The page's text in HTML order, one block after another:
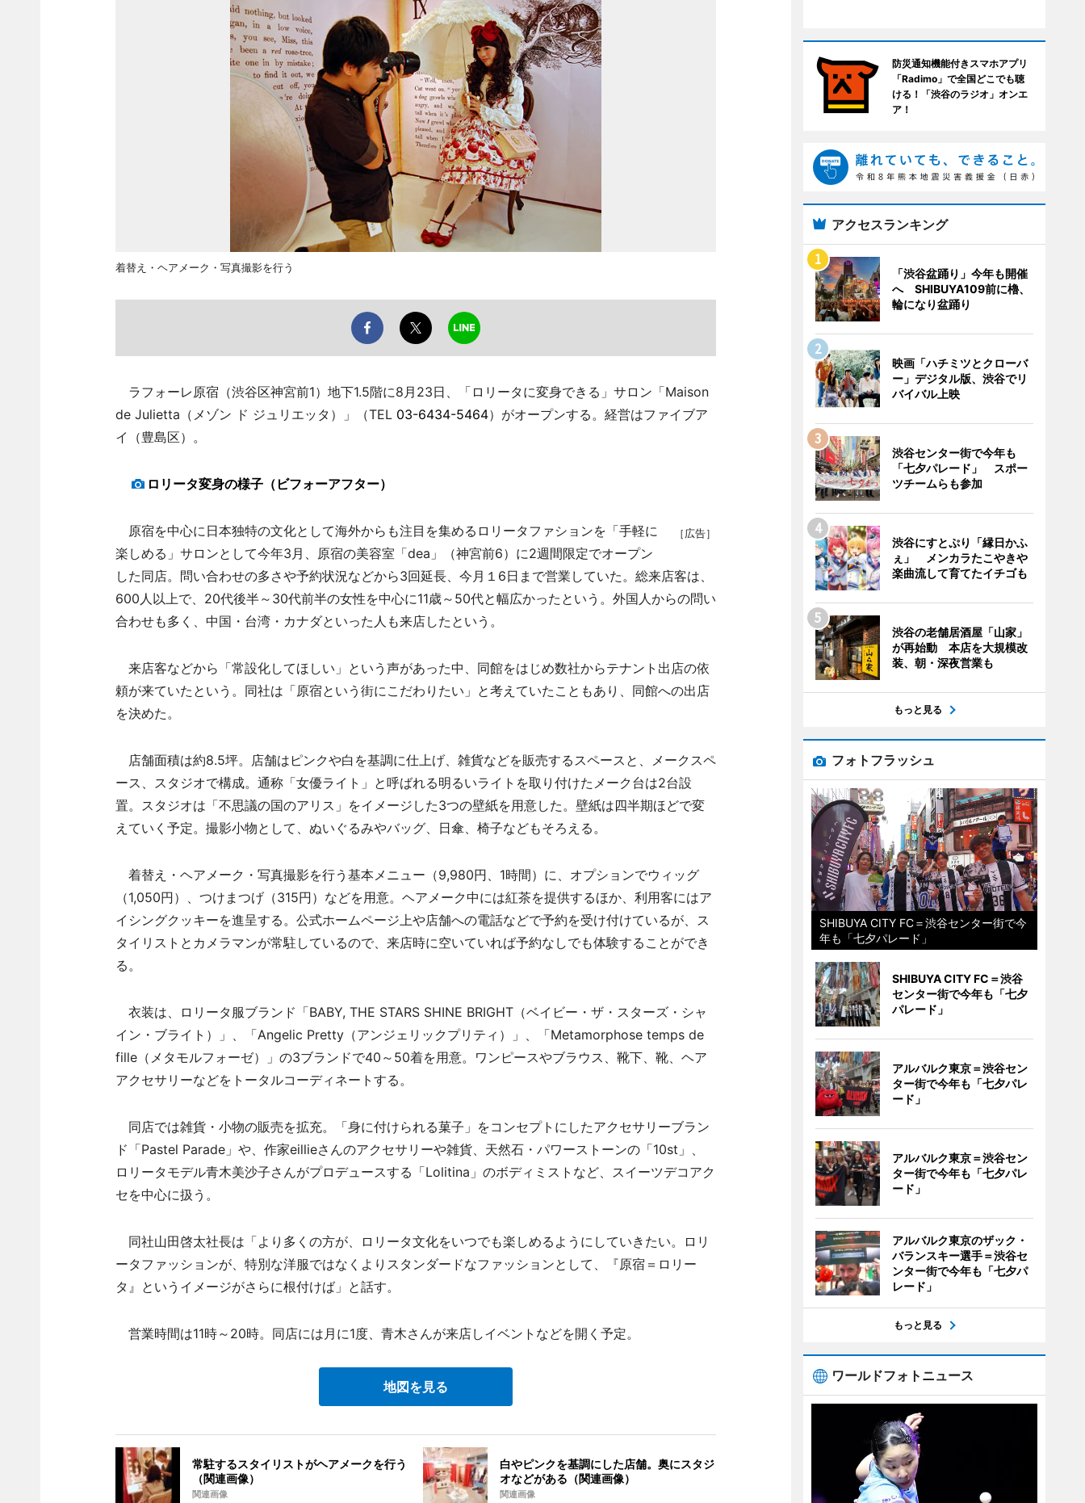
着替え・ヘアメーク・写真撮影を行う
ラフォーレ原宿（渋谷区神宮前1）地下1.5階に8月23日、「ロリータに変身できる」サロン「Maison
de Julietta（メゾン ド ジュリエッタ）」（TEL 03-6434-5464）がオープンする。経営はファイブア
イ（豊島区）。
ロリータ変身の様子（ビフォーアフター）
［広告］
原宿を中心に日本独特の文化として海外からも注目を集めるロリータファションを「手軽に
楽しめる」サロンとして今年3月、原宿の美容室「dea」（神宮前6）に2週間限定でオープン
した同店。問い合わせの多さや予約状況などから3回延長、今月１6日まで営業していた。総来店客は、
600人以上で、20代後半～30代前半の女性を中心に11歳～50代と幅広かったという。外国人からの問い
合わせも多く、中国・台湾・カナダといった人も来店したという。
来店客などから「常設化してほしい」という声があった中、同館をはじめ数社からテナント出店の依
頼が来ていたという。同社は「原宿という街にこだわりたい」と考えていたこともあり、同館への出店
を決めた。
店舗面積は約8.5坪。店舗はピンクや白を基調に仕上げ、雑貨などを販売するスペースと、メークスペ
ース、スタジオで構成。通称「女優ライト」と呼ばれる明るいライトを取り付けたメーク台は2台設
置。スタジオは「不思議の国のアリス」をイメージした3つの壁紙を用意した。壁紙は四半期ほどで変
えていく予定。撮影小物として、ぬいぐるみやバッグ、日傘、椅子などもそろえる。
着替え・ヘアメーク・写真撮影を行う基本メニュー（9,980円、1時間）に、オプションでウィッグ
（1,050円）、つけまつげ（315円）などを用意。ヘアメーク中には紅茶を提供するほか、利用客にはア
イシングクッキーを進呈する。公式ホームページ上や店舗への電話などで予約を受け付けているが、ス
タイリストとカメラマンが常駐しているので、来店時に空いていれば予約なしでも体験することができ
る。
衣装は、ロリータ服ブランド「BABY, THE STARS SHINE BRIGHT（ベイビー・ザ・スターズ・シャ
イン・ブライト）」、「Angelic Pretty（アンジェリックプリティ）」、「Metamorphose temps de
fille（メタモルフォーゼ）」の3ブランドで40～50着を用意。ワンピースやブラウス、靴下、靴、ヘア
アクセサリーなどをトータルコーディネートする。
同店では雑貨・小物の販売を拡充。「身に付けられる菓子」をコンセプトにしたアクセサリーブラン
ド「Pastel Parade」や、作家eillieさんのアクセサリーや雑貨、天然石・パワーストーンの「10st」、
ロリータモデル青木美沙子さんがプロデュースする「Lolitina」のボディミストなど、スイーツデコアク
セを中心に扱う。
同社山田啓太社長は「より多くの方が、ロリータ文化をいつでも楽しめるようにしていきたい。ロリ
ータファッションが、特別な洋服ではなくよりスタンダードなファッションとして、『原宿＝ロリー
タ』というイメージがさらに根付けば」と話す。
営業時間は11時～20時。同店には月に1度、青木さんが来店しイベントなどを開く予定。
地図を見る
常駐するスタイリストがヘアメークを行う
（関連画像）
関連画像
白やピンクを基調にした店舗。奥にスタジ
オなどがある（関連画像）
関連画像
防災通知機能付きスマホアプリ
「Radimo」で全国どこでも聴
ける！「渋谷のラジオ」オンエ
ア！
アクセスランキング
「渋谷盆踊り」今年も開催
へ SHIBUYA109前に櫓、
輪になり盆踊り
映画「ハチミツとクローバ
ー」デジタル版、渋谷でリ
バイバル上映
渋谷センター街で今年も
「七夕パレード」 スポー
ツチームらも参加
渋谷にすとぷり「縁日かふ
ぇ」 メンカラたこやきや
楽曲流して育てたイチゴも
渋谷の老舗居酒屋「山家」
が再始動 本店を大規模改
装、朝・深夜営業も
もっと見る
フォトフラッシュ
SHIBUYA CITY FC＝渋谷センター街で今
年も「七夕パレード」
SHIBUYA CITY FC＝渋谷
センター街で今年も「七夕
パレード」
アルバルク東京＝渋谷セン
ター街で今年も「七夕パレ
ード」
アルバルク東京＝渋谷セン
ター街で今年も「七夕パレ
ード」
アルバルク東京のザック・
バランスキー選手＝渋谷セ
ンター街で今年も「七夕パ
レード」
もっと見る
ワールドフォトニュース